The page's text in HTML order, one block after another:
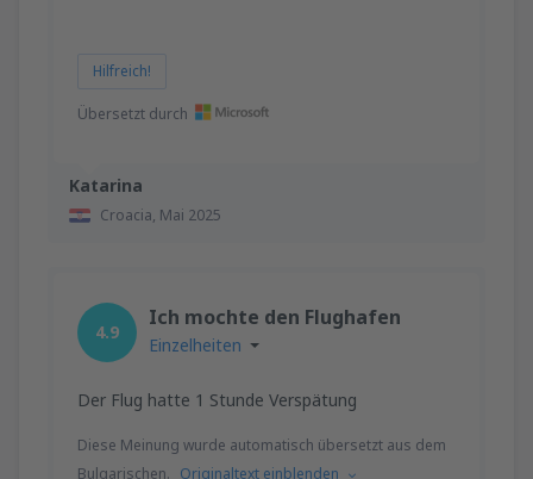
Katarina
Croacia, Mai 2025
Hilfreich!
Übersetzt durch
4.9
Ich mochte den Flughafen
Einzelheiten
Der Flug hatte 1 Stunde Verspätung
Diese Meinung wurde automatisch übersetzt aus dem
Bulgarischen. Originaltext einblenden